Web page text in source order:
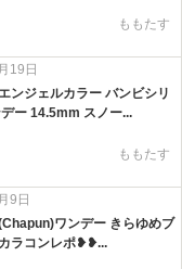
ももたす
19日
ンジェルカラー バンビシリ
ー 14.5mm スノー...
ももたす
9日
ワンデー きらゆめブ
ラコンレポ❥❥...